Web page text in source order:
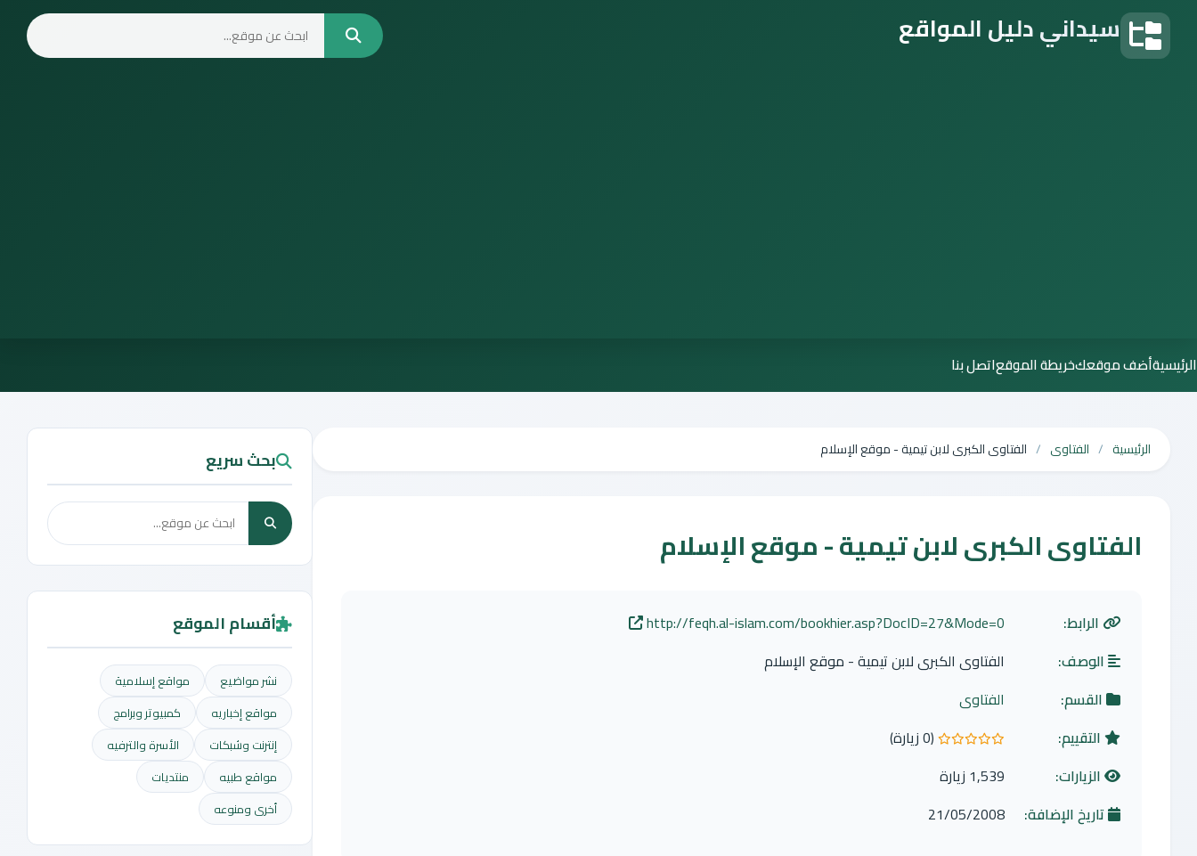
سيداني دليل المواقع
الرئيسيةأضف موقعكخريطة الموقعاتصل بنا
الرئيسية الفتاوى الفتاوى الكبرى لابن تيمية - موقع الإسلام
الفتاوى الكبرى لابن تيمية - موقع الإسلام
الرابط:
http://feqh.al-islam.com/bookhier.asp?DocID=27&Mode=0
الوصف:
الفتاوى الكبرى لابن تيمية - موقع الإسلام
القسم:
الفتاوى
التقييم:
0.0 من 5 نجوم
(0 زيارة)
الزيارات:
1,539 زيارة
تاريخ الإضافة:
21/05/2008
بحث سريع
أقسام الموقع
نشر مواضيع
مواقع إسلامية
مواقع إخباريه
كمبيوتر وبرامج
إنترنت وشبكات
الأسرة والترفيه
مواقع طبيه
منتديات
أخرى ومنوعه